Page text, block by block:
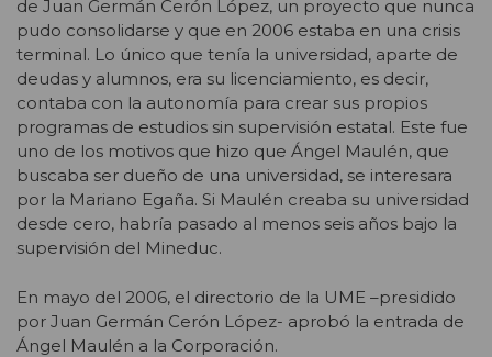
de Juan Germán Cerón López, un proyecto que nunca
pudo consolidarse y que en 2006 estaba en una crisis
terminal. Lo único que tenía la universidad, aparte de
deudas y alumnos, era su licenciamiento, es decir,
contaba con la autonomía para crear sus propios
programas de estudios sin supervisión estatal. Este fue
uno de los motivos que hizo que Ángel Maulén, que
buscaba ser dueño de una universidad, se interesara
por la Mariano Egaña. Si Maulén creaba su universidad
desde cero, habría pasado al menos seis años bajo la
supervisión del Mineduc.
En mayo del 2006, el directorio de la UME –presidido
por Juan Germán Cerón López- aprobó la entrada de
Ángel Maulén a la Corporación.